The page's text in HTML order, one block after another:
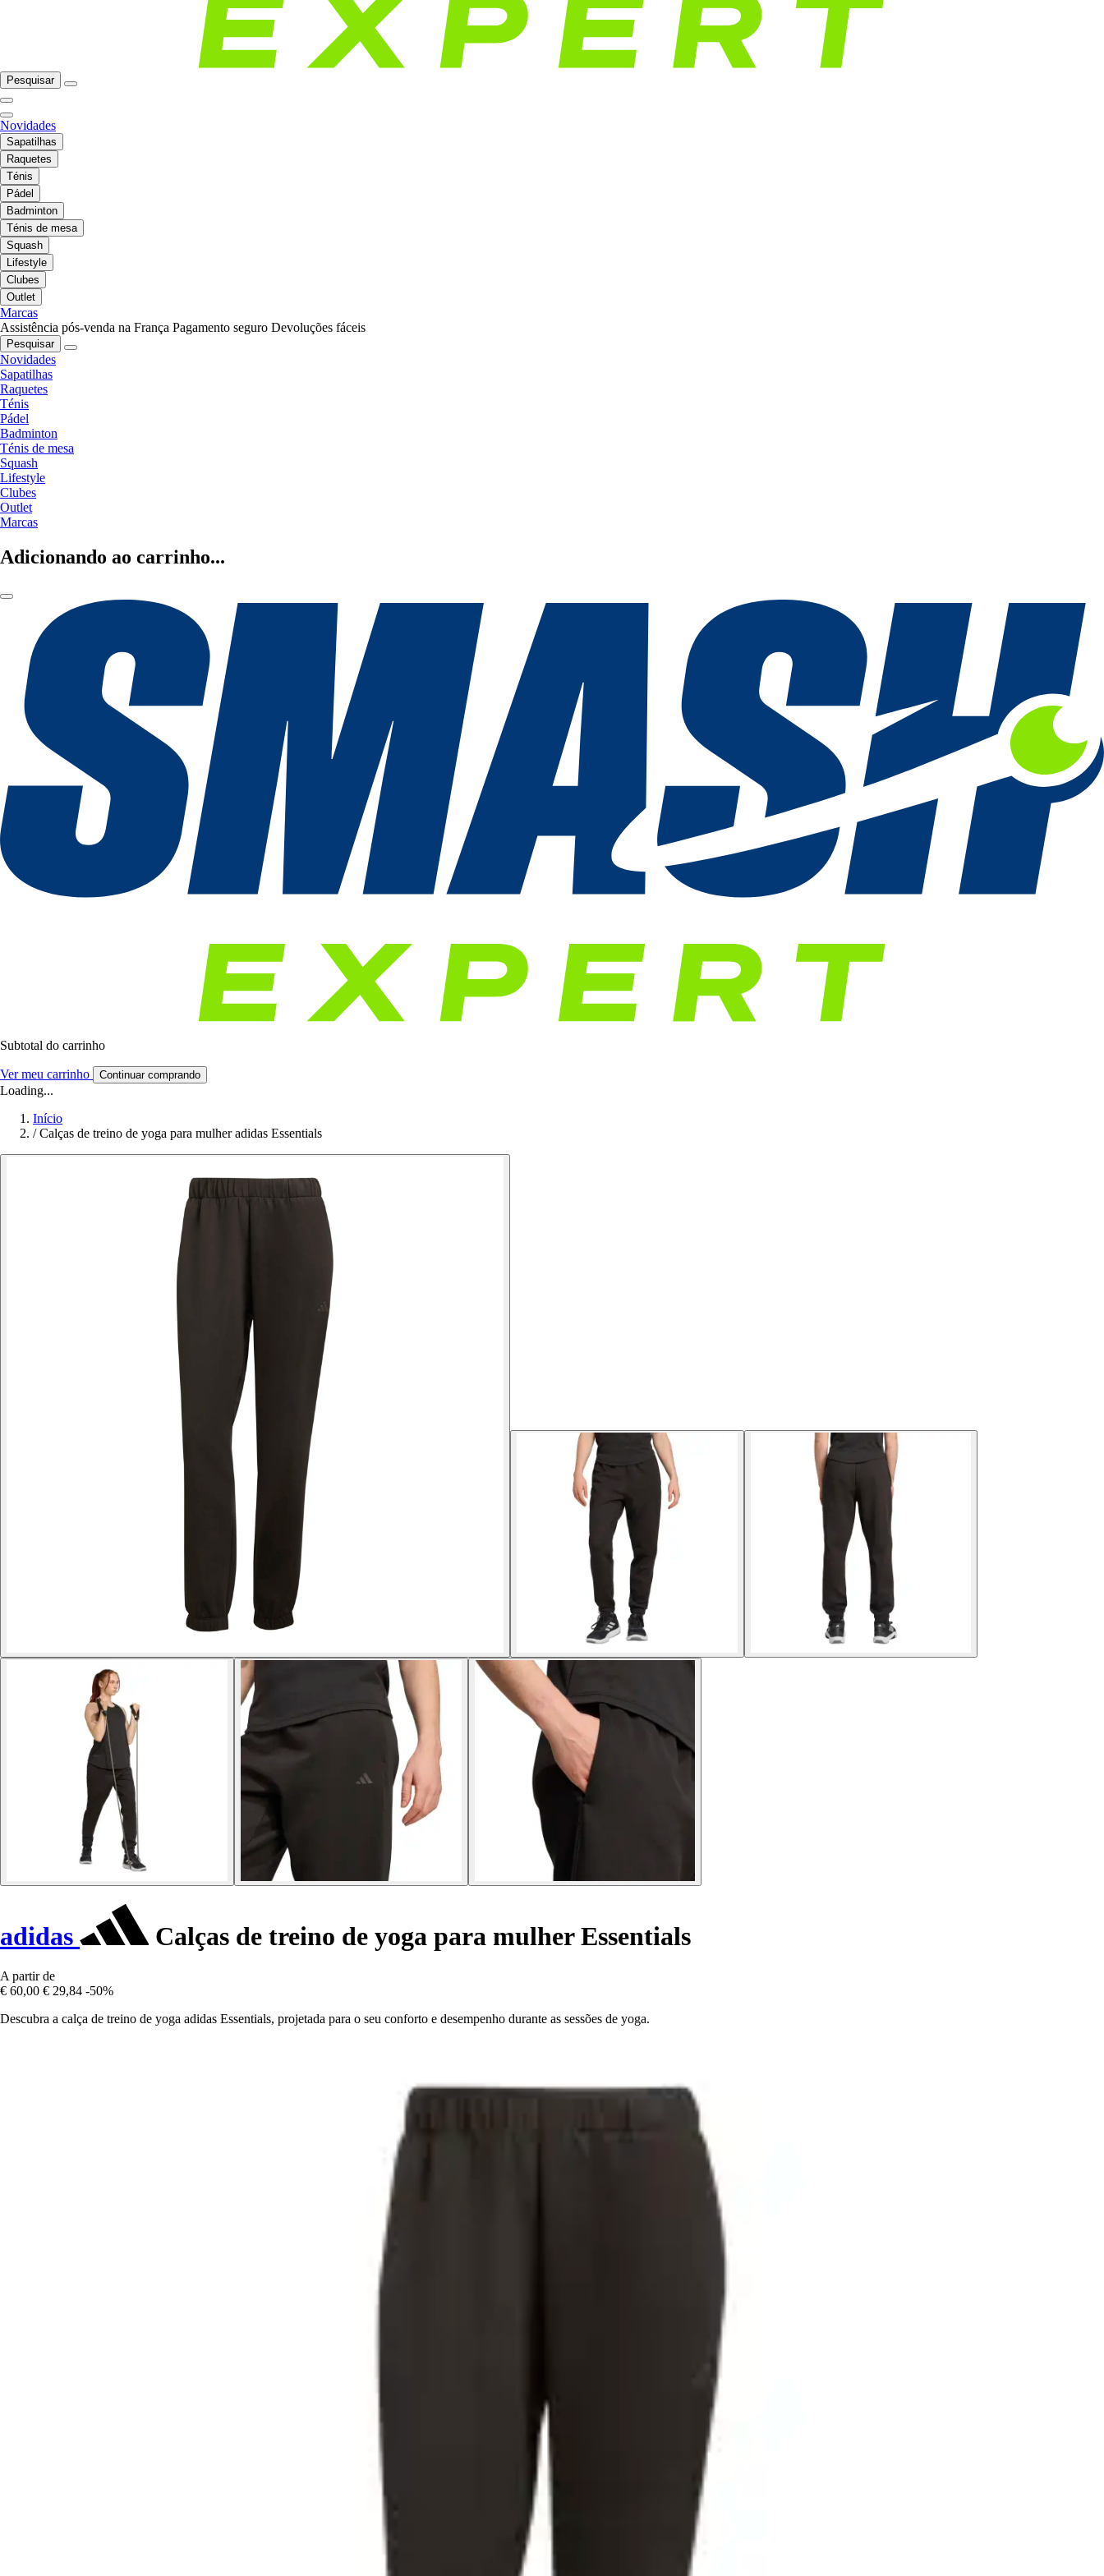
Pesquisar
Novidades
Sapatilhas
Raquetes
Ténis
Pádel
Badminton
Ténis de mesa
Squash
Lifestyle
Clubes
Outlet
Marcas
Assistência pós-venda na França Pagamento seguro Devoluções fáceis
Pesquisar
Novidades
Sapatilhas
Raquetes
Ténis
Pádel
Badminton
Ténis de mesa
Squash
Lifestyle
Clubes
Outlet
Marcas
Adicionando ao carrinho...
Subtotal do carrinho
Ver meu carrinho Continuar comprando
Loading...
Início
/ Calças de treino de yoga para mulher adidas Essentials
adidas Calças de treino de yoga para mulher Essentials
A partir de
€ 60,00 € 29,84 -50%
Descubra a calça de treino de yoga adidas Essentials, projetada para o seu conforto e desempenho durante as sessões de yoga.